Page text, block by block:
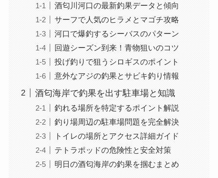
酒匂川河口の最新釣果データと傾向
サーフで人気のヒラメとマゴチ攻略
河口で爆釣するシーバスのパターン
回遊シーズン到来！青物狙いのコツ
投げ釣りで狙うシロギスのポイント
意外なアジの釣果とサビキ釣り情報
酒匂海岸で釣果を出す駐車場と知識
釣れる場所を特定するポイント解説
釣り場周辺の駐車場問題を完全解決
トイレの場所とアクセス詳細ガイド
テトラポッドの危険性と安全対策
明日の酒匂海岸の釣果を掴むまとめ